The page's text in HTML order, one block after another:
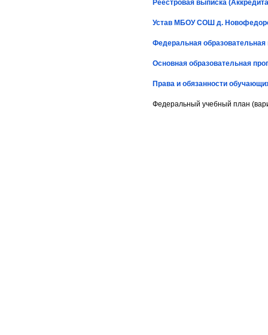
Реестровая выписка
Устав МБОУ СОШ д.
Федеральная образовательная
Основная образовательная
Права и обязанности
Федеральный учебный план